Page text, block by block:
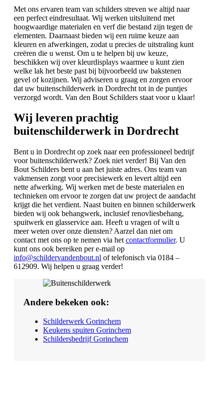
Met ons ervaren team van schilders streven we altijd naar
een perfect eindresultaat. Wij werken uitsluitend met
hoogwaardige materialen en verf die bestand zijn tegen de
elementen. Daarnaast bieden wij een ruime keuze aan
kleuren en afwerkingen, zodat u precies de uitstraling kunt
creëren die u wenst. Om u te helpen bij uw keuze,
beschikken wij over kleurdisplays waarmee u kunt zien
welke lak het beste past bij bijvoorbeeld uw bakstenen
gevel of kozijnen. Wij adviseren u graag en zorgen ervoor
dat uw buitenschilderwerk in Dordrecht tot in de puntjes
verzorgd wordt. Van den Bout Schilders staat voor u klaar!
Wij leveren prachtig
buitenschilderwerk in Dordrecht
Bent u in Dordrecht op zoek naar een professioneel bedrijf
voor buitenschilderwerk? Zoek niet verder! Bij Van den
Bout Schilders bent u aan het juiste adres. Ons team van
vakmensen zorgt voor precisiewerk en levert altijd een
nette afwerking. Wij werken met de beste materialen en
technieken om ervoor te zorgen dat uw project de aandacht
krijgt die het verdient. Naast buiten en binnen schilderwerk
bieden wij ook behangwerk, inclusief renovliesbehang,
spuitwerk en glasservice aan. Heeft u vragen of wilt u
meer weten over onze diensten? Aarzel dan niet om
contact met ons op te nemen via het contactformulier. U
kunt ons ook bereiken per e-mail op
info@schildervandenbout.nl of telefonisch via 0184 –
612909. Wij helpen u graag verder!
Andere bekeken ook:
Schilderwerk Gorinchem
Keukens spuiten Gorinchem
Schildersbedrijf Gorinchem